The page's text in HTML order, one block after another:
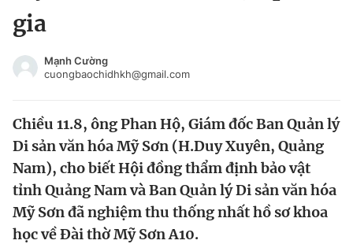
Chào ngày mới
Video Magazine
Sản phẩm khác
Tiện ích Bạn cần biết
Đăng xuất
gia
Mạnh Cường
cuongbaochidhkh@gmail.com
Chiều 11.8, ông Phan Hộ, Giám đốc Ban Quản lý
Di sản văn hóa Mỹ Sơn (H.Duy Xuyên, Quảng
Nam), cho biết Hội đồng thẩm định bảo vật
tỉnh Quảng Nam và Ban Quản lý Di sản văn hóa
Mỹ Sơn đã nghiệm thu thống nhất hồ sơ khoa
học về Đài thờ Mỹ Sơn A10.